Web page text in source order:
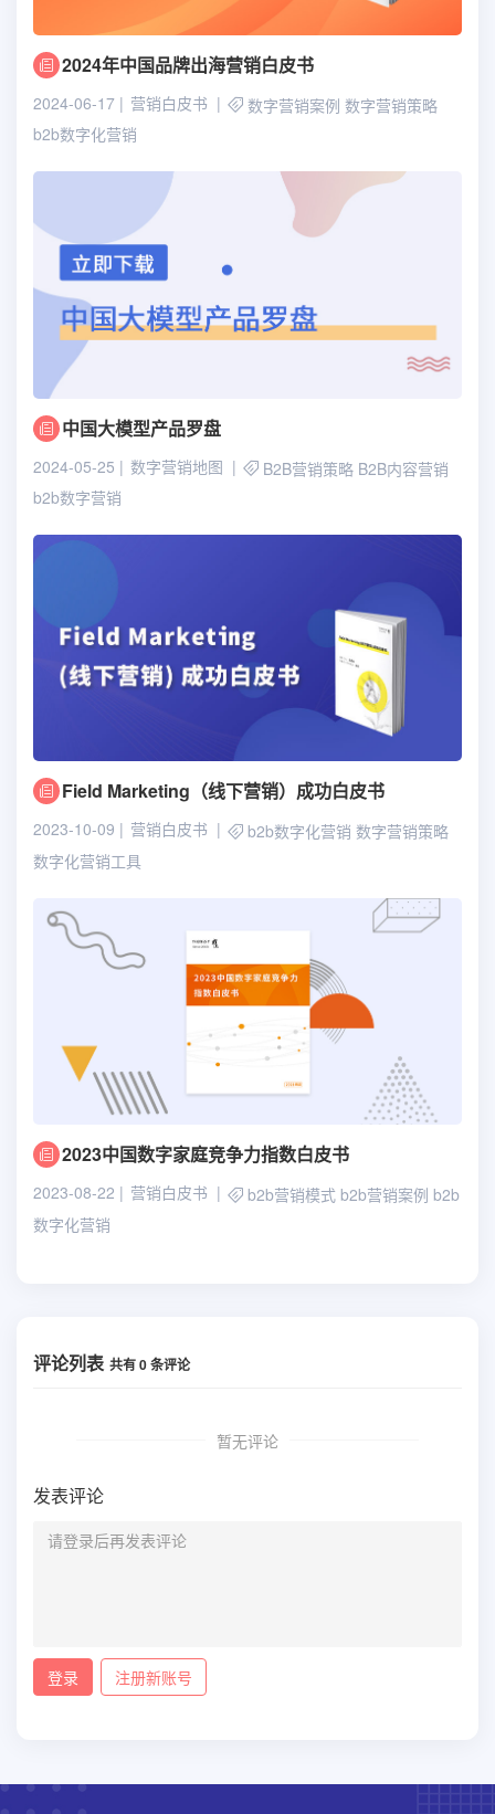
2024年中国品牌出海营销白皮书
2024-06-17 营销白皮书 数字营销案例 数字营销策略
b2b数字化营销
中国大模型产品罗盘
2024-05-25 数字营销地图 B2B营销策略 B2B内容营销
b2b数字营销
Field Marketing（线下营销）成功白皮书
2023-10-09 营销白皮书 b2b数字化营销 数字营销策略
数字化营销工具
2023中国数字家庭竞争力指数白皮书
2023-08-22 营销白皮书 b2b营销模式 b2b营销案例 b2b
数字化营销
评论列表 共有0条评论
暂无评论
发表评论
登录 注册新账号